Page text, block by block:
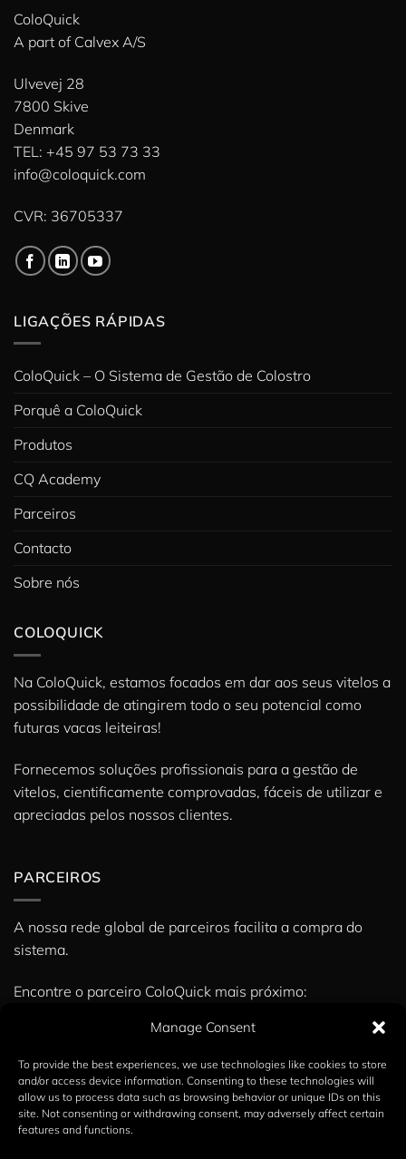
Manage Consent
To provide the best experiences, we use technologies like cookies to store
and/or access device information. Consenting to these technologies will
allow us to process data such as browsing behavior or unique IDs on this
site. Not consenting or withdrawing consent, may adversely affect certain
features and functions.
ColoQuick
A part of Calvex A/S
Ulvevej 28
7800 Skive
Denmark
TEL: +45 97 53 73 33
info@coloquick.com
CVR: 36705337
LIGAÇÕES RÁPIDAS
ColoQuick – O Sistema de Gestão de Colostro
Porquê a ColoQuick
Produtos
CQ Academy
Parceiros
Contacto
Sobre nós
COLOQUICK
Na ColoQuick, estamos focados em dar aos seus vitelos a
possibilidade de atingirem todo o seu potencial como
futuras vacas leiteiras!
Fornecemos soluções profissionais para a gestão de
vitelos, cientificamente comprovadas, fáceis de utilizar e
apreciadas pelos nossos clientes.
PARCEIROS
A nossa rede global de parceiros facilita a compra do
sistema.
Encontre o parceiro ColoQuick mais próximo:
Copyright 2026 ©Calvex A/S
English(Inglês